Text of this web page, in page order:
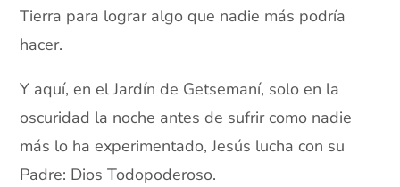
Tierra para lograr algo que nadie más podría
hacer.
Y aquí, en el Jardín de Getsemaní, solo en la
oscuridad la noche antes de sufrir como nadie
más lo ha experimentado, Jesús lucha con su
Padre: Dios Todopoderoso.